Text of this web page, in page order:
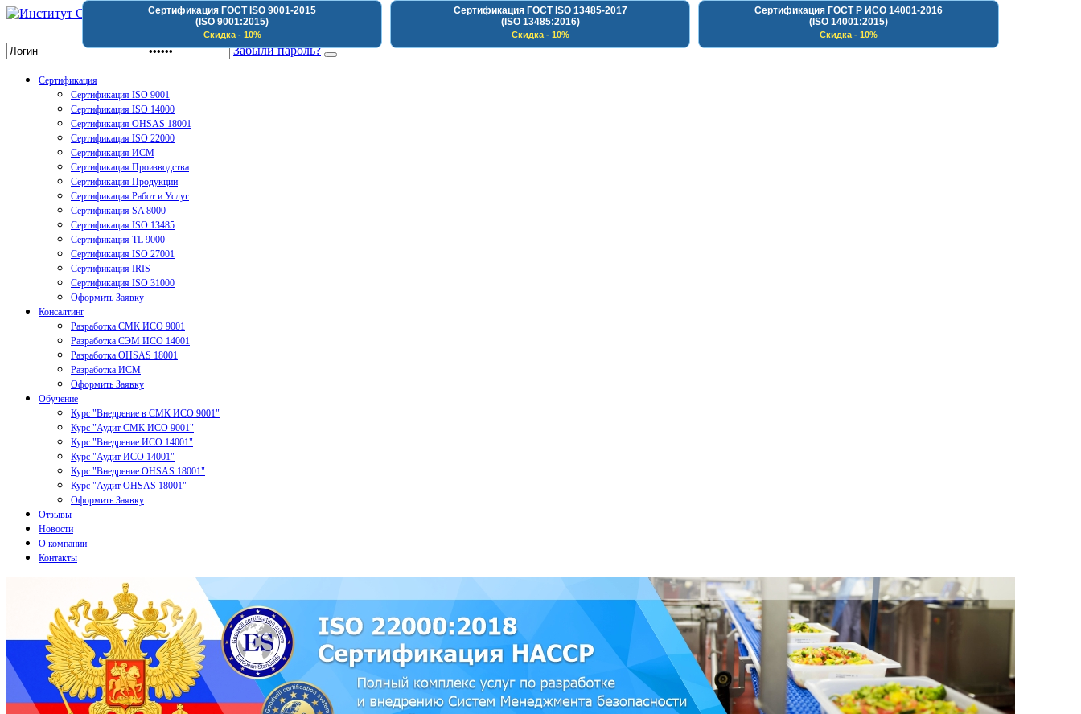
Сертификация ГОСТ ISO 9001-2015
(ISO 9001:2015)
Скидка - 10%
Сертификация ГОСТ ISO 13485-2017
(ISO 13485:2016)
Скидка - 10%
Сертификация ГОСТ Р ИСО 14001-2016
(ISO 14001:2015)
Скидка - 10%
Институт Сертификации Организаций
Забыли пароль?
Сертификация
Сертификация ISO 9001
Сертификация ISO 14000
Сертификация OHSAS 18001
Сертификация ISO 22000
Сертификация ИСМ
Сертификация Производства
Сертификация Продукции
Сертификация Работ и Услуг
Сертификация SA 8000
Сертификация ISO 13485
Сертификация TL 9000
Сертификация ISO 27001
Сертификация IRIS
Сертификация ISO 31000
Оформить Заявку
Консалтинг
Разработка СМК ИСО 9001
Разработка СЭМ ИСО 14001
Разработка OHSAS 18001
Разработка ИСМ
Оформить Заявку
Обучение
Курс "Внедрение в СМК ИСО 9001"
Курс "Аудит СМК ИСО 9001"
Курс "Внедрение ИСО 14001"
Курс "Аудит ИСО 14001"
Курс "Внедрение OHSAS 18001"
Курс "Аудит OHSAS 18001"
Оформить Заявку
Отзывы
Новости
О компании
Контакты